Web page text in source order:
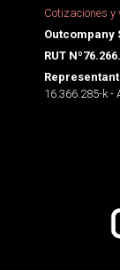
Cotizaciones
Outcompany
RUT
16.366.285-k -